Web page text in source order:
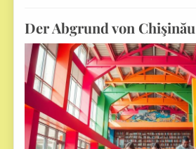
Der Abgrund von Chişinău